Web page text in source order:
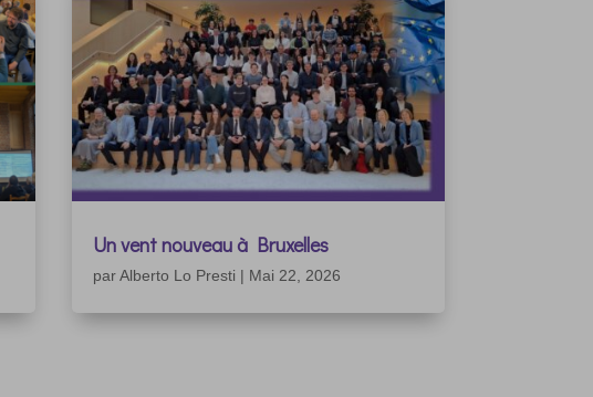
Un vent nouveau à Bruxelles
parAlberto Lo Presti | Mai 22, 2026